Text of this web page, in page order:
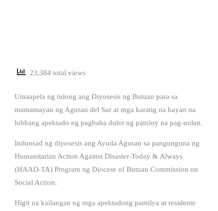
23,384 total views
Umaapela ng tulong ang Diyosesis ng Butuan para sa
mamamayan ng Agusan del Sur at mga karatig na bayan na
lubhang apektado ng pagbaha dulot ng patuloy na pag-uulan.
Inilunsad ng diyosesis ang Ayuda Agusan sa pangunguna ng
Humanitarian Action Against Disaster-Today & Always
(HAAD-TA) Program ng Diocese of Butuan Commission on
Social Action.
Higit na kailangan ng mga apektadong pamilya at residente